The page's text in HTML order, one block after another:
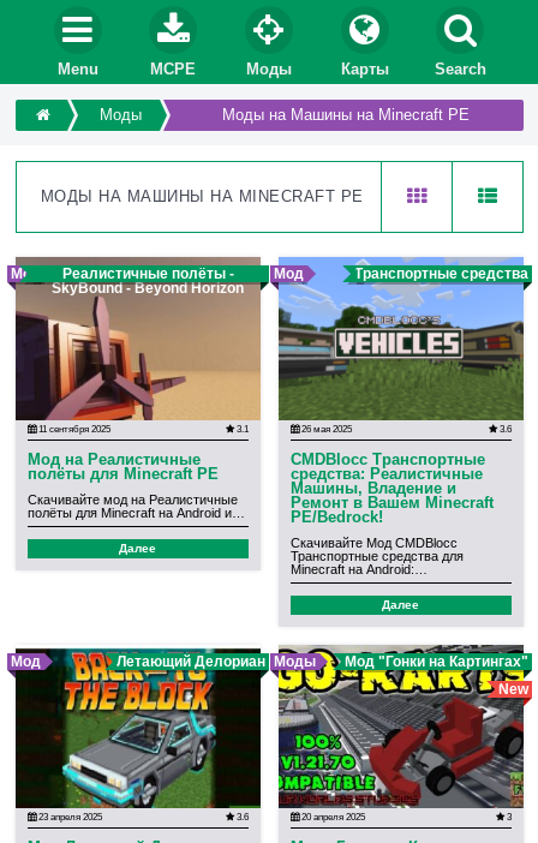
Menu MCPE Моды Карты Search
Моды Моды на Машины на Minecraft PE
МОДЫ НА МАШИНЫ НА MINECRAFT PE
Мод
Реалистичные полёты -
SkyBound - Beyond Horizon
11 сентября 2025 3.1
Мод на Реалистичные
полёты для Minecraft PE
Скачивайте мод на Реалистичные
полёты для Minecraft на Android и…
Далее
Мод Транспортные средства
26 мая 2025 3.6
CMDBlocc Транспортные
средства: Реалистичные
Машины, Владение и
Ремонт в Вашем Minecraft
PE/Bedrock!
Скачивайте Мод CMDBlocc
Транспортные средства для
Minecraft на Android:…
Далее
Мод Летающий Делориан
23 апреля 2025 3.6
Моды
Мод "Гонки на Картингах"
New
20 апреля 2025 3